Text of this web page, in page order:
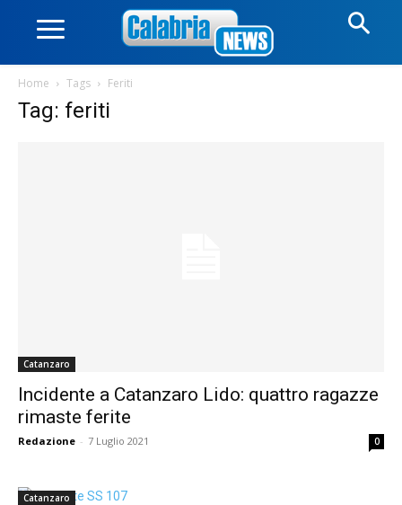
Home Tags Feriti
Tag: feriti
Catanzaro
Incidente a Catanzaro Lido: quattro ragazze
rimaste ferite
Redazione - 7 Luglio 2021 0
Catanzaro